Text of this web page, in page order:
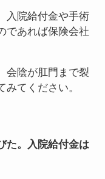
る可能性が高いで